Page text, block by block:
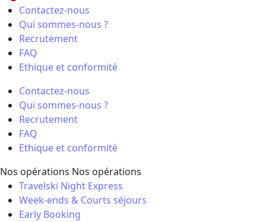
Contactez-nous
Qui sommes-nous ?
Recrutement
FAQ
Ethique et conformité
Contactez-nous
Qui sommes-nous ?
Recrutement
FAQ
Ethique et conformité
Nos opérations Nos opérations
Travelski Night Express
Week-ends & Courts séjours
Early Booking